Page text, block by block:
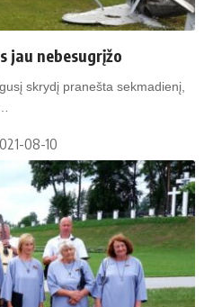
jau nebesugrįžo
skrydį pranešta sekmadienį,
08-10